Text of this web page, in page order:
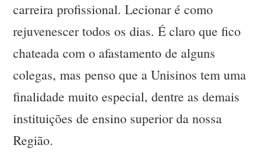
carreira profissional. Lecionar é como
rejuvenescer todos os dias. É claro que fico
chateada com o afastamento de alguns
colegas, mas penso que a Unisinos tem uma
finalidade muito especial, dentre as demais
instituições de ensino superior da nossa
Região.